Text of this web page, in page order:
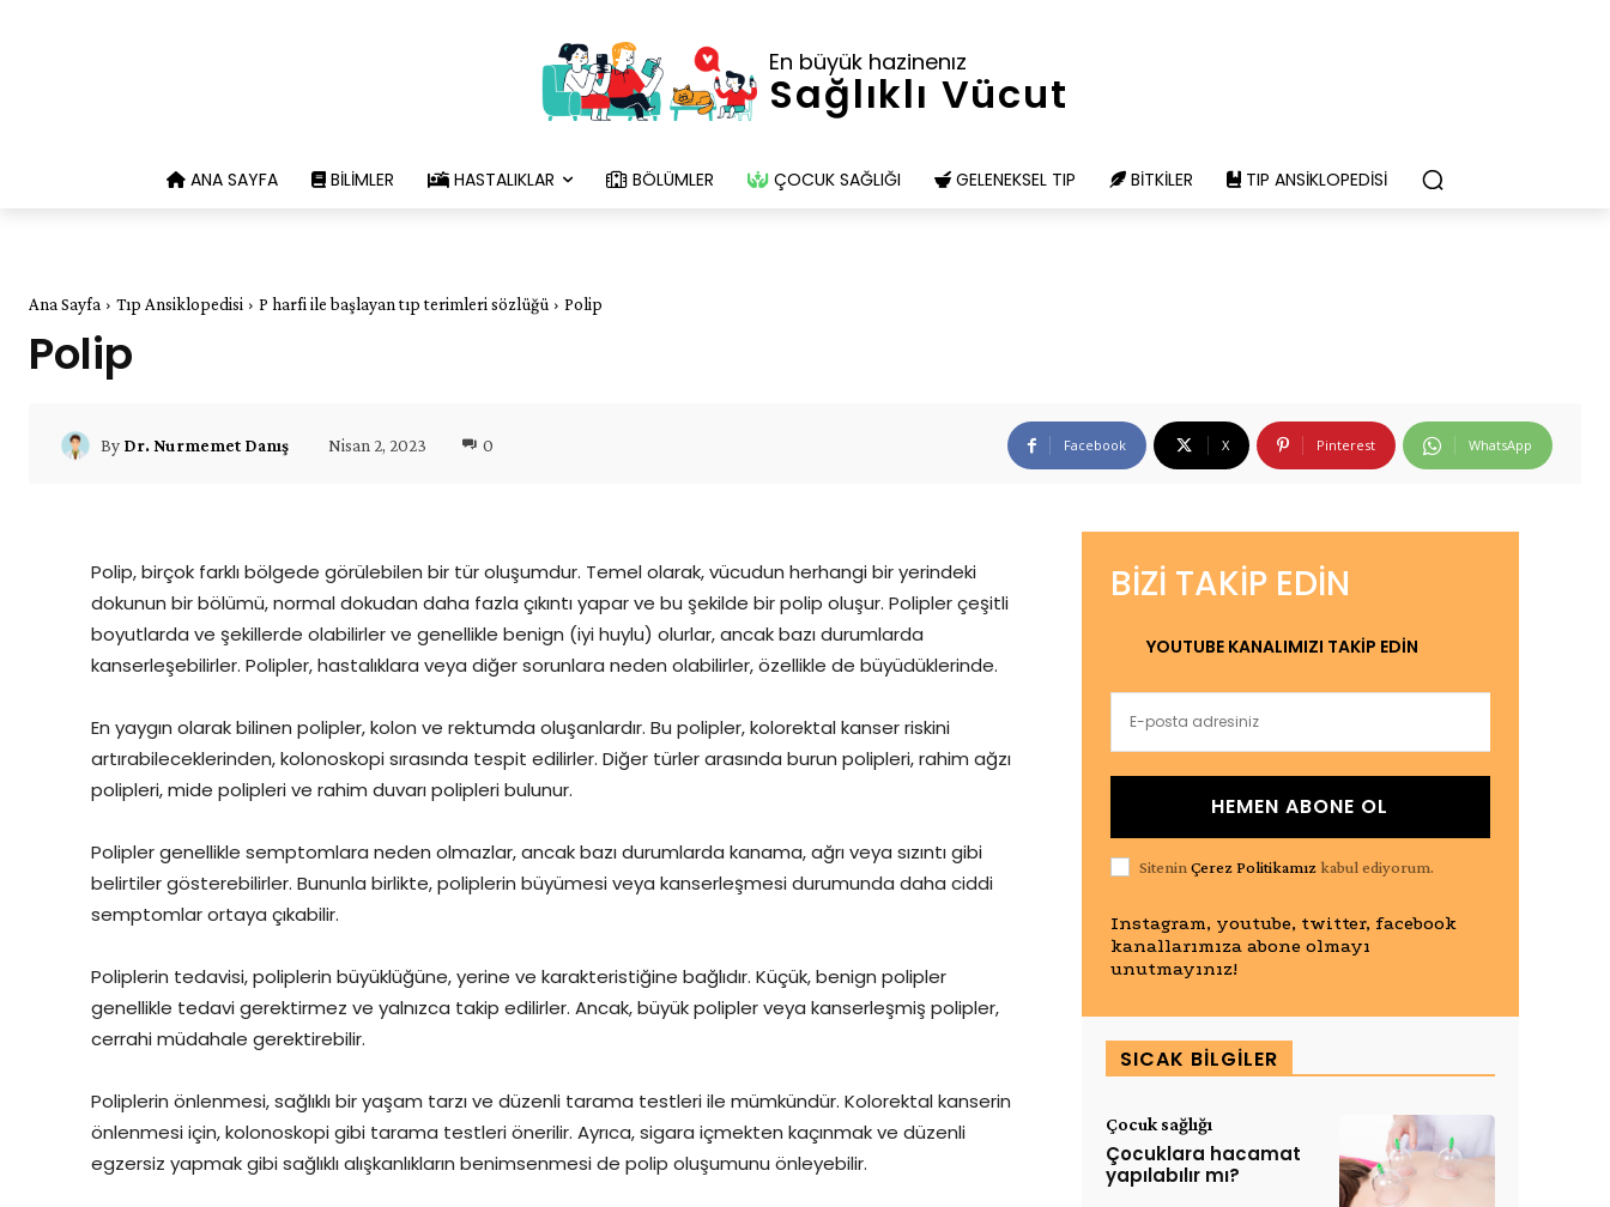
En büyük hazinenız
Sağlıklı Vücut
ANA SAYFA BILIMLER HASTALIKLAR BÖLÜMLER ÇOCUK SAĞLIĞI GELENEKSEL TIP BITKILER TIP ANSIKLOPEDISI
Ana Sayfa Tıp Ansiklopedisi P harfi ile başlayan tıp terimleri sözlüğü Polip
Polip
By Dr. Nurmemet Danış Nisan 2, 2023 0 Facebook X Pinterest WhatsApp
Polip, birçok farklı bölgede görülebilen bir tür oluşumdur. Temel olarak, vücudun herhangi bir yerindeki
dokunun bir bölümü, normal dokudan daha fazla çıkıntı yapar ve bu şekilde bir polip oluşur. Polipler çeşitli
boyutlarda ve şekillerde olabilirler ve genellikle benign (iyi huylu) olurlar, ancak bazı durumlarda
kanserleşebilirler. Polipler, hastalıklara veya diğer sorunlara neden olabilirler, özellikle de büyüdüklerinde.
En yaygın olarak bilinen polipler, kolon ve rektumda oluşanlardır. Bu polipler, kolorektal kanser riskini
artırabileceklerinden, kolonoskopi sırasında tespit edilirler. Diğer türler arasında burun polipleri, rahim ağzı
polipleri, mide polipleri ve rahim duvarı polipleri bulunur.
Polipler genellikle semptomlara neden olmazlar, ancak bazı durumlarda kanama, ağrı veya sızıntı gibi
belirtiler gösterebilirler. Bununla birlikte, poliplerin büyümesi veya kanserleşmesi durumunda daha ciddi
semptomlar ortaya çıkabilir.
Poliplerin tedavisi, poliplerin büyüklüğüne, yerine ve karakteristiğine bağlıdır. Küçük, benign polipler
genellikle tedavi gerektirmez ve yalnızca takip edilirler. Ancak, büyük polipler veya kanserleşmiş polipler,
cerrahi müdahale gerektirebilir.
Poliplerin önlenmesi, sağlıklı bir yaşam tarzı ve düzenli tarama testleri ile mümkündür. Kolorektal kanserin
önlenmesi için, kolonoskopi gibi tarama testleri önerilir. Ayrıca, sigara içmekten kaçınmak ve düzenli
egzersiz yapmak gibi sağlıklı alışkanlıkların benimsenmesi de polip oluşumunu önleyebilir.
BIZI TAKIP EDIN
YOUTUBE KANALIMIZI TAKİP EDİN
HEMEN ABONE OL
Sitenin Çerez Politikamızkabul ediyorum.
Instagram, youtube, twitter, facebook
kanallarımıza abone olmayı
unutmayınız!
SICAK BILGILER
Çocuk sağlığı
Çocuklara hacamat
yapılabılır mı?